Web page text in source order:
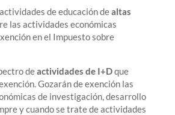
de educación dealtas
las actividades económicas
en el Impuesto sobre
deactividades de I+Dque
Gozarán de exención las
de investigación, desarrollo
y cuando se trate de actividades